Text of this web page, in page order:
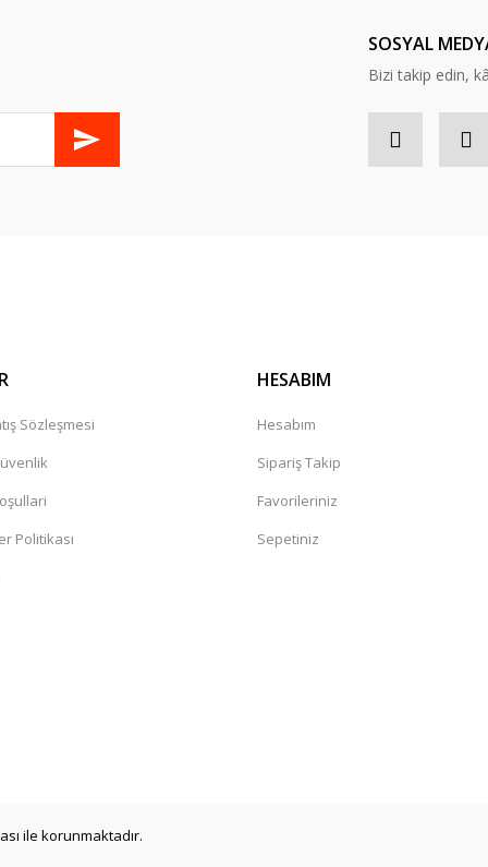
SOSYAL
Bizi takip edin,
Sözleşmesi
Politikası
HESABIM
Hesabım
Sipariş Takip
Favorileriniz
Sepetiniz
ile korunmaktadır.